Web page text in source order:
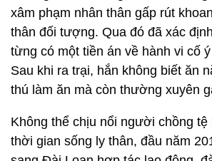
xâm phạm nhân thân gấp rút
thân đối tượng. Qua đó đã xác
từng có một tiền án về hành vi cố
Sau khi ra trại, hắn không biết ăn
thú làm ăn mà còn thường xuyên
Không thể chịu nổi người chồng tệ
thời gian sống ly thân, đầu năm